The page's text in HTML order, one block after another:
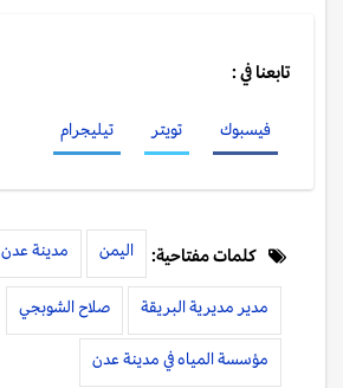
تابعنا في :
فيسبوك تويتر تيليجرام
كلمات مفتاحية: اليمن مدينة عدن
مدير مديرية البريقة صلاح الشوبجي
مؤسسة المياه في مدينة عدن